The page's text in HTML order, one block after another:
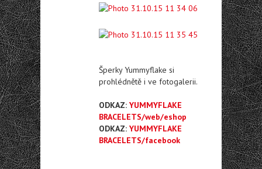
Šperky Yummyflake si
prohlédnětě i ve fotogalerii.
ODKAZ: YUMMYFLAKE
BRACELETS/web/eshop
ODKAZ: YUMMYFLAKE
BRACELETS/facebook